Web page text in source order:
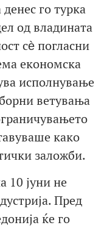
го турка
од владината
сѐ погласни
економска
исполнување
ветувања
како
заложби.
10 јуни не
Пред
ќе го